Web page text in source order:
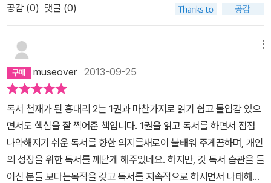
게 실천하라.p.171타고난 재능이 없는 사람이 가진 최대 무기는 ｀노
력｀일 것이다.p.193˝삶이 당신에게 어떤 것을 가져다 주느냐보다는
당신이 어떤 자세로 살아가느냐에 따라 당신의 삶은 결정된다. 무슨
일이 당신에게 일어나는가를 당신이 어떤 마음으로 그런 일을 바라보
는가에 따라 당신의 삶은 결정된다. 당신에게 주어진 환경은 당신의
삶에 색칠을 할 수 있다. 하지만 그것이 어떤 색깔이 될 것인지를 선택
하는 것은 당신의 마음이다.˝ - 존 템플턴p.201메리 케이는 회사의
모든 사람들이 눈에 보이지는 않아도 ｀나를 소중하게 대해주세요｀
그 밑바탕위에 커다란 나만의 집을 짓는 길잡이 역할을 담은 책이라
고나 할까?2편을 향후 언제나 옆에두고, 반복해서 보며 나의 독서생
활에 길잡이로 삼고 싶다.나도 그렇게 홍대리처럼 해나가다 보면, 정
접한 이지성작가에 세가지 책은 평범하고 무의미하게 살아왔던 내삶
에 다시 한번 열정을 심어 줬던 것 같다. 이러한 열정을 바탕으로 내년
부터 계획하는 데로 잘 해가면서 힘들고 지칠때 마다 다시 한번씩 보
면서 힘을 얻어야 겠다.
공감 (0) 댓글 (0)
museover2013-09-25
독서 천재가 된 홍대리 2는 1권과 마찬가지로 읽기 쉽고 몰입감 있으
면서도 핵심을 잘 찍어준 책입니다. 1권을 읽고 독서를 하면서 점점
나약해지기 쉬운 독서를 향한 의지를새로이 불태워 주게끔하며, 개인
의 성장을 위한 독서를 깨닫게 해주었네요. 하지만, 갓 독서 습관을 들
이신 분들 보다는목적을 갖고 독서를 지속적으로 하시면서 나태해지